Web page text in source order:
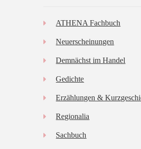
ATHENA Fachbuch
Neuerscheinungen
Demnächst im Handel
Gedichte
Erzählungen &
Regionalia
Sachbuch